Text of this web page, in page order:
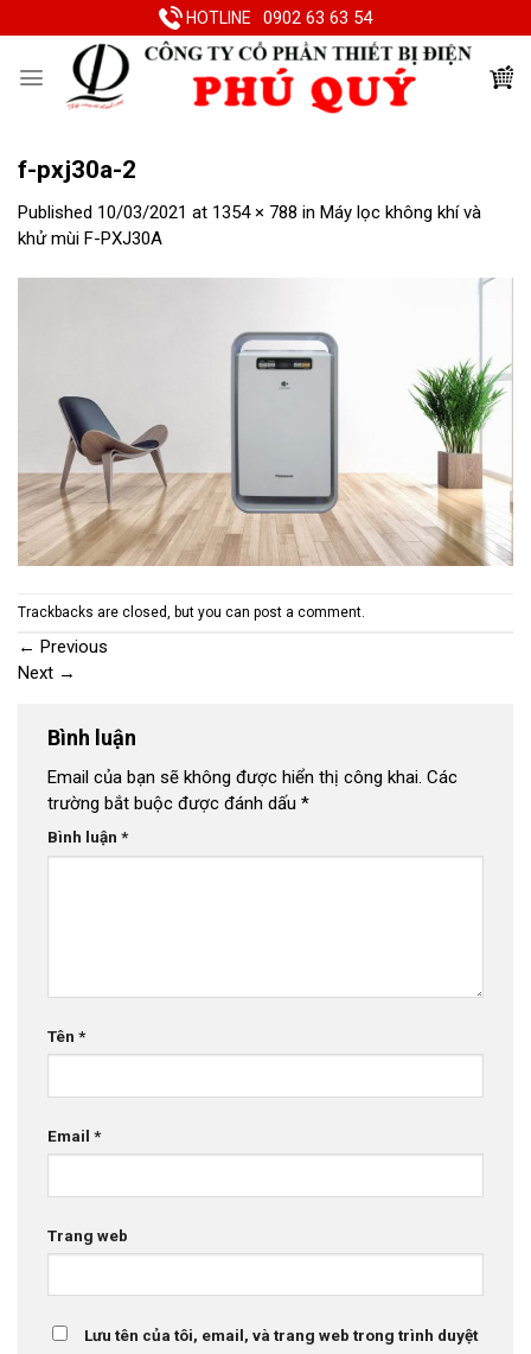
to
HOTLINE 0902 63 63 54
f-pxj30a-2
Published 10/03/2021 at 1354 × 788 in Máy lọc không khí và
khử mùi F-PXJ30A
Trackbacks are closed, but you can post a comment
← Previous
Next →
Bình luận
Email của bạn sẽ không được hiển thị công khai. Các
trường bắt buộc được đánh dấu *
Bình luận *
Tên *
Email *
Trang web
Lưu tên của tôi, email, và trang web trong trình duyệt